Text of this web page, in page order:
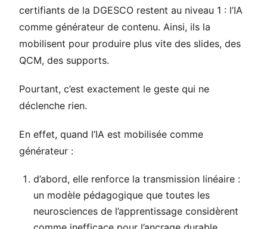
certifiants de la DGESCO restent au niveau 1 : l’IA
comme générateur de contenu. Ainsi, ils la
mobilisent pour produire plus vite des slides, des
QCM, des supports.
Pourtant, c’est exactement le geste qui ne
déclenche rien.
En effet, quand l’IA est mobilisée comme
générateur :
d’abord, elle renforce la transmission linéaire :
un modèle pédagogique que toutes les
neurosciences de l’apprentissage considèrent